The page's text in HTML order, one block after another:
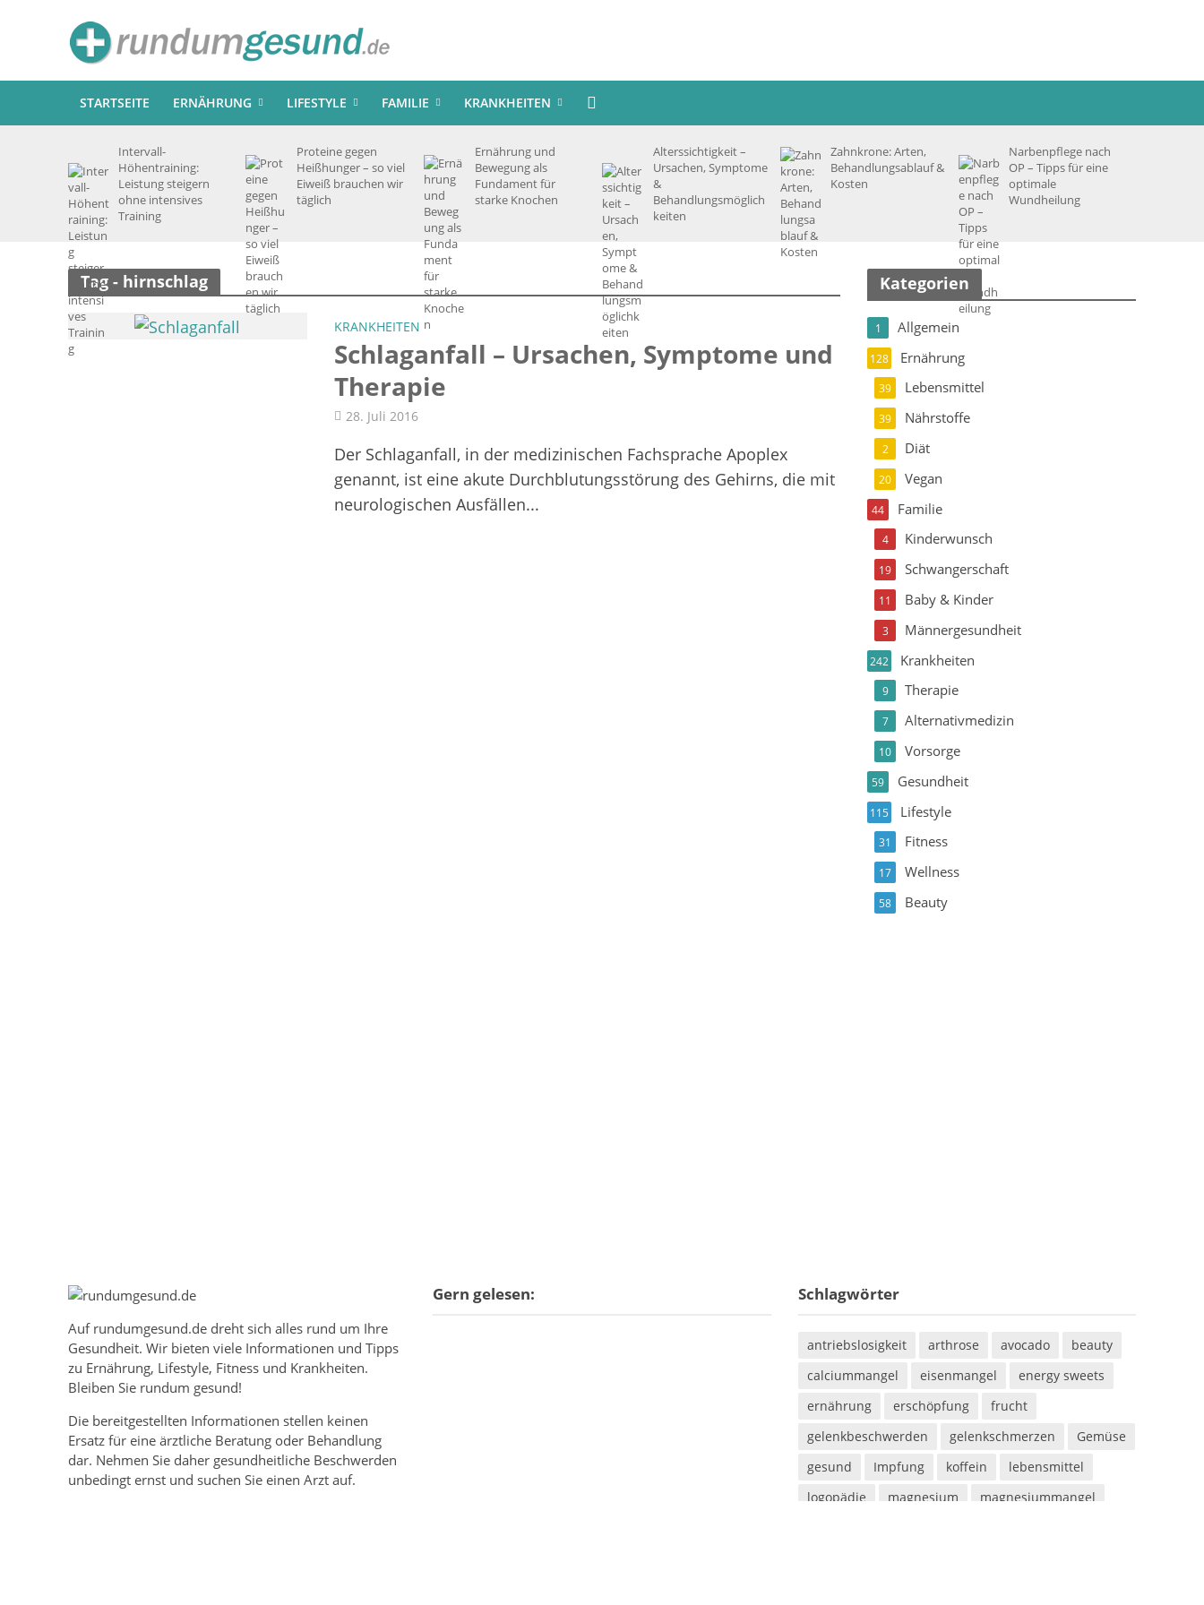
STARTSEITE ERNÄHRUNG LIFESTYLE FAMILIE KRANKHEITEN
Intervall-
Höhentraining:
Leistung steigern
ohne intensives
Training
Proteine gegen
Heißhunger – so viel
Eiweiß brauchen wir
täglich
Ernährung und
Bewegung als
Fundament für
starke Knochen
Alterssichtigkeit –
Ursachen, Symptome
&
Behandlungsmöglich
keiten
Zahnkrone: Arten,
Behandlungsablauf &
Kosten
Narbenpflege nach
OP – Tipps für eine
optimale
Wundheilung
Tag - hirnschlag
KRANKHEITEN
Schlaganfall – Ursachen, Symptome und
Therapie
28. Juli 2016
Der Schlaganfall, in der medizinischen Fachsprache Apoplex
genannt, ist eine akute Durchblutungsstörung des Gehirns, die mit
neurologischen Ausfällen...
Kategorien
Allgemein
1
Ernährung
128
Lebensmittel
39
Nährstoffe
39
Diät
2
Vegan
20
Familie
44
Kinderwunsch
4
Schwangerschaft
19
Baby & Kinder
11
Männergesundheit
3
Krankheiten
242
Therapie
9
Alternativmedizin
7
Vorsorge
10
Gesundheit
59
Lifestyle
115
Fitness
31
Wellness
17
Beauty
58
Auf rundumgesund.dedreht sich alles rund um Ihre
Gesundheit. Wir bieten viele Informationen und Tipps
zu Ernährung, Lifestyle, Fitness und Krankheiten.
Bleiben Sie rundum gesund!
Die bereitgestellten Informationen stellen keinen
Ersatz für eine ärztliche Beratung oder Behandlung
dar. Nehmen Sie daher gesundheitliche Beschwerden
unbedingt ernst und suchen Sie einen Arzt auf.
Gern gelesen: Schlagwörter
antriebslosigkeit arthrose avocado
beauty
calciummangel
eisenmangel
energy sweets
ernährung
erschöpfung
frucht
gelenkbeschwerden
gelenkschmerzen
Gemüse
gesund
Impfung koffein
lebensmittel
logopädie
magnesium
magnesiummangel